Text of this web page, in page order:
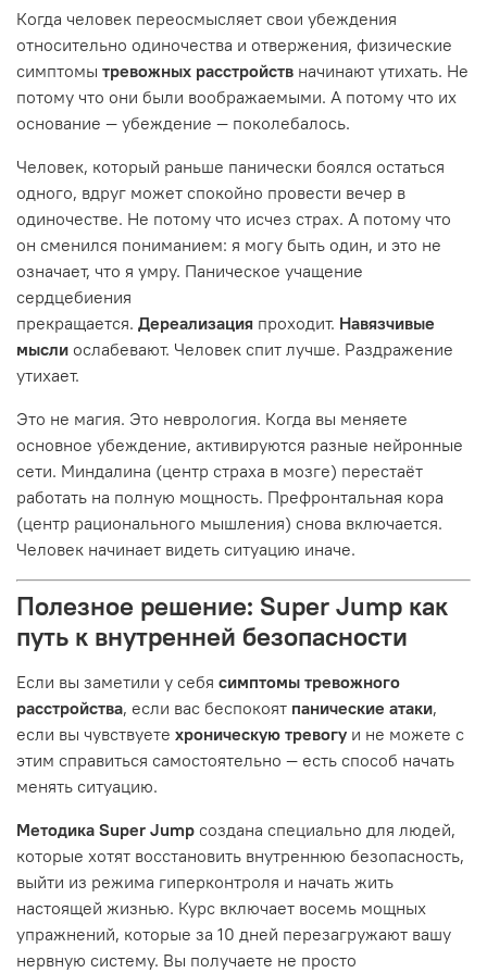
Когда человек переосмысляет свои убеждения
относительно одиночества и отвержения, физические
симптомы тревожных расстройств начинают утихать. Не
потому что они были воображаемыми. А потому что их
основание — убеждение — поколебалось.
Человек, который раньше панически боялся остаться
одного, вдруг может спокойно провести вечер в
одиночестве. Не потому что исчез страх. А потому что
он сменился пониманием: я могу быть один, и это не
означает, что я умру. Паническое учащение
сердцебиения
прекращается. Дереализация проходит. Навязчивые
мысли ослабевают. Человек спит лучше. Раздражение
утихает.
Это не магия. Это неврология. Когда вы меняете
основное убеждение, активируются разные нейронные
сети. Миндалина (центр страха в мозге) перестаёт
работать на полную мощность. Префронтальная кора
(центр рационального мышления) снова включается.
Человек начинает видеть ситуацию иначе.
Полезное решение: Super Jump как
путь к внутренней безопасности
Если вы заметили у себя симптомы тревожного
расстройства, если вас беспокоят панические атаки,
если вы чувствуете хроническую тревогу и не можете с
этим справиться самостоятельно — есть способ начать
менять ситуацию.
Методика Super Jump создана специально для людей,
которые хотят восстановить внутреннюю безопасность,
выйти из режима гиперконтроля и начать жить
настоящей жизнью. Курс включает восемь мощных
упражнений, которые за 10 дней перезагружают вашу
нервную систему. Вы получаете не просто